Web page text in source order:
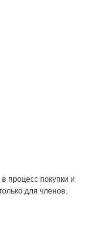
процесс покупки и
для членов.